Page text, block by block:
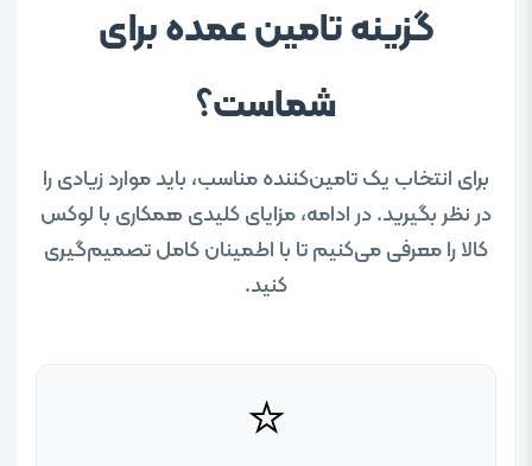
گزینه تامین عمده برای
شماست؟
برای انتخاب یک تامین‌کننده مناسب، باید موارد زیادی را
در نظر بگیرید. در ادامه، مزایای کلیدی همکاری با لوکس
کالا را معرفی می‌کنیم تا با اطمینان کامل تصمیم‌گیری
کنید.
⭐